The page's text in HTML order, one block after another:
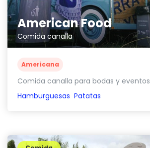
American Food
Comida canalla
Americana
Comida canalla para bodas y eventos
Hamburguesas Patatas